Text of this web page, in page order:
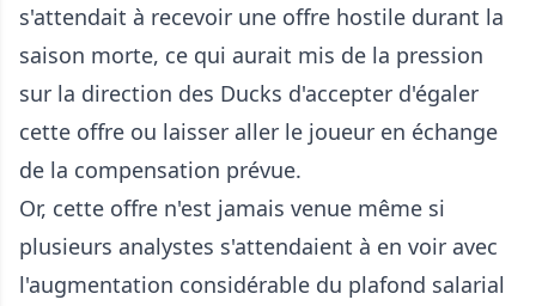
s'attendait à recevoir une offre hostile durant la
saison morte, ce qui aurait mis de la pression
sur la direction des Ducks d'accepter d'égaler
cette offre ou laisser aller le joueur en échange
de la compensation prévue.
Or, cette offre n'est jamais venue même si
plusieurs analystes s'attendaient à en voir avec
l'augmentation considérable du plafond salarial